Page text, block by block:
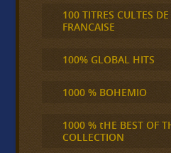
100 TITRES CULTES
FRANCAISE
100% GLOBAL HITS
1000 % BOHEMIO
1000 % tHE BEST OF
COLLECTION